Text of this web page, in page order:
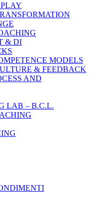
& DI
MODELS
& FEEDBACK
AND
LAB – B.C.L.